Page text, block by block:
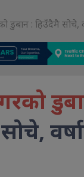
डुबान : हिउँदैमै सोचे,
सोचे,